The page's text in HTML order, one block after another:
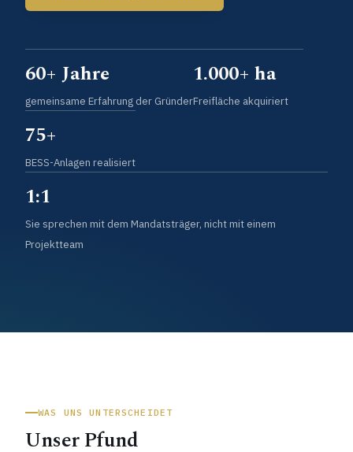
60+ Jahre
gemeinsame Erfahrung der Gründer
1.000+ ha
Freifläche akquiriert
75+
BESS-Anlagen realisiert
1:1
Sie sprechen mit dem Mandatsträger, nicht mit einem
Projektteam
WAS UNS UNTERSCHEIDET
Unser Pfund